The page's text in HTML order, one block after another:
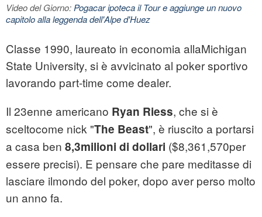
Video del Giorno: Pogacar ipoteca il Tour e aggiunge un nuovo
capitolo alla leggenda dell'Alpe d'Huez
Classe 1990, laureato in economia allaMichigan
State University, si è avvicinato al poker sportivo
lavorando part-time come dealer.
Il 23enne americano Ryan Riess, che si è
sceltocome nick "The Beast", è riuscito a portarsi
a casa ben 8,3milioni di dollari ($8,361,570per
essere precisi). E pensare che pare meditasse di
lasciare ilmondo del poker, dopo aver perso molto
un anno fa.